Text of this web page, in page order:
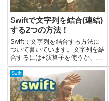
Swiftで文字列を結合(連結)
する2つの方法！
Swiftで文字列を結合する方法に
ついて書いています。文字列を結
合するには+演算子を使うか、
appendメソッドを使うと良いで
す。サンプルコードは、Swiftバ
ージョン5.7で検証しています。
プラス(+)演算子を使って結合す
る+ 演算子を使...
Swift